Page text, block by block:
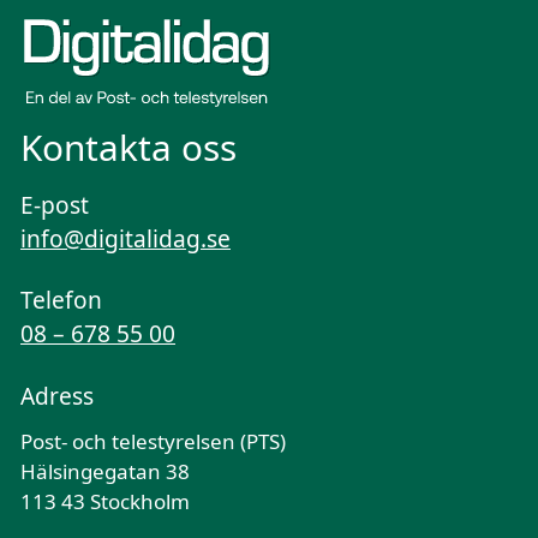
Kontakta oss
E-post
info@digitalidag.se
Telefon
08 – 678 55 00
Adress
Post- och telestyrelsen (PTS)
Hälsingegatan 38
113 43 Stockholm